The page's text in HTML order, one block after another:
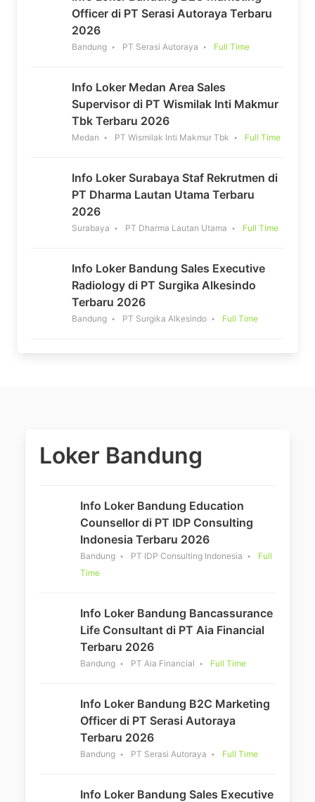
Officer di PT Serasi Autoraya Terbaru
2026
Bandung PT Serasi Autoraya Full Time
Info Loker Medan Area Sales
Supervisor di PT Wismilak Inti Makmur
Tbk Terbaru 2026
Medan PT Wismilak Inti Makmur Tbk Full Time
Info Loker Surabaya Staf Rekrutmen di
PT Dharma Lautan Utama Terbaru
2026
Surabaya PT Dharma Lautan Utama Full Time
Info Loker Bandung Sales Executive
Radiology di PT Surgika Alkesindo
Terbaru 2026
Bandung PT Surgika Alkesindo Full Time
Loker Bandung
Info Loker Bandung Education
Counsellor di PT IDP Consulting
Indonesia Terbaru 2026
Bandung PT IDP Consulting Indonesia
Full
Time
Info Loker Bandung Bancassurance
Life Consultant di PT Aia Financial
Terbaru 2026
Bandung PT Aia Financial Full Time
Info Loker Bandung B2C Marketing
Officer di PT Serasi Autoraya
Terbaru 2026
Bandung PT Serasi Autoraya Full Time
Info Loker Bandung Sales Executive